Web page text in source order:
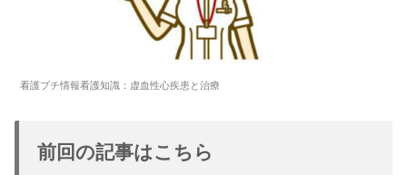
看護プチ情報看護知識：虚血性心疾患と治療
前回の記事はこちら